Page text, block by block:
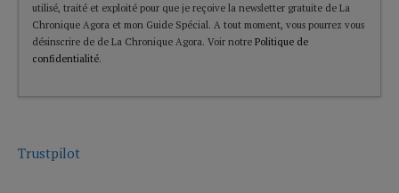
utilisé, traité et exploité pour que je reçoive la newsletter gratuite de La
Chronique Agora et mon Guide Spécial. A tout moment, vous pourrez vous
désinscrire de de La Chronique Agora. Voir notre Politique de
confidentialité.
Trustpilot